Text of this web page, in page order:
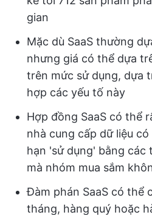
gian
Mặc dù SaaS thường
nhưng giá có thể dựa
trên mức sử dụng, dựa
hợp các yếu tố này
Hợp đồng SaaS có thể
nhà cung cấp dữ liệu
hạn 'sử dụng' bằng các
mà nhóm mua sắm
Đàm phán SaaS có thể
tháng, hàng quý hoặc